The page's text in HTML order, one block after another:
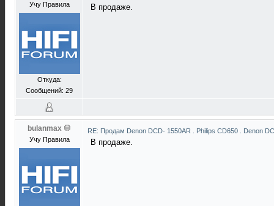
Учу Правила
Откуда:
Сообщений: 29
В продаже.
bulanmax
Учу Правила
RE: Продам Denon DCD- 1550AR . Philips CD650 . Denon
В продаже.